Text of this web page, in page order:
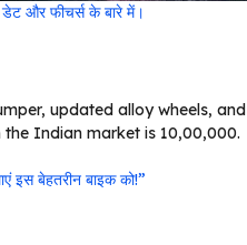
और फीचर्स के बारे में।
updated alloy wheels, and
Indian market is ₹10,00,000.
बेहतरीन बाइक को!”